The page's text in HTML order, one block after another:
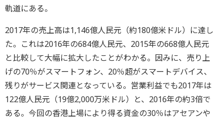
軌道にある。
2017年の売上高は1,146億人民元（約180億米ドル）に達し
た。これは2016年の684億人民元、2015年の668億人民元
と比較して大幅に拡大したことがわかる。因みに、売り上
げの70％がスマートフォン、20％超がスマートデバイス、
残りがサービス関連となっている。営業利益でも2017年は
122億人民元（19億2,000万米ドル）と、2016年の約3倍で
ある。今回の香港上場により得る資金の30％はアセアンや